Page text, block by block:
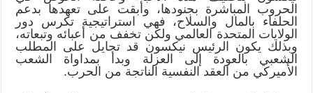
الحروب المباشرة بجنودها، وأبقت على تعهدها بدعم
الحلفاء بالمال والسلاح، فهي استراتيجية تكرس دور
الولايات المتحدة العالمي ولكن تخفف من أعبائه وتبعاته،
وبذلك يكون الرئيس نيكسون قد تحايل على المطلب
الشعبي بالعودة إلى العزلة وبدأ بمداواة الشعب
الأميركي من العقد النفسية الناتجة من الحرب.